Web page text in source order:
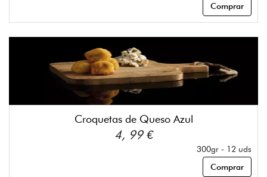
Comprar
Croquetas de Queso Azul
4, 99 €
300gr - 12 uds
Comprar